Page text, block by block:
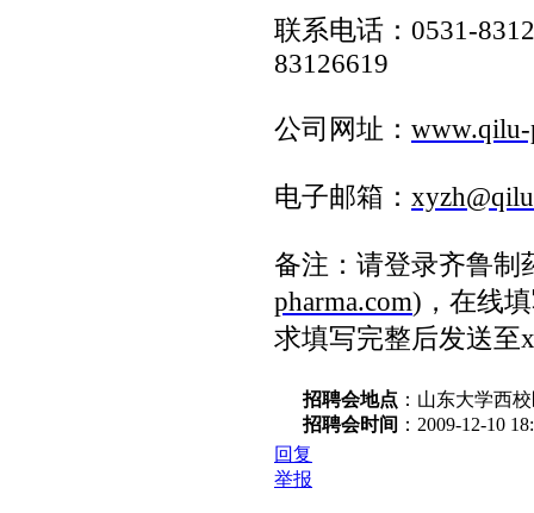
联系电话： 0531-
83126619
公司网址： www.qilu-
电子邮箱：
备注：请登录齐鲁制
pharma.com) ， 在线
求填写完整后发送至
招聘会地点 ：山东大学西
招聘会时间 ：2009-12-10
回复
举报